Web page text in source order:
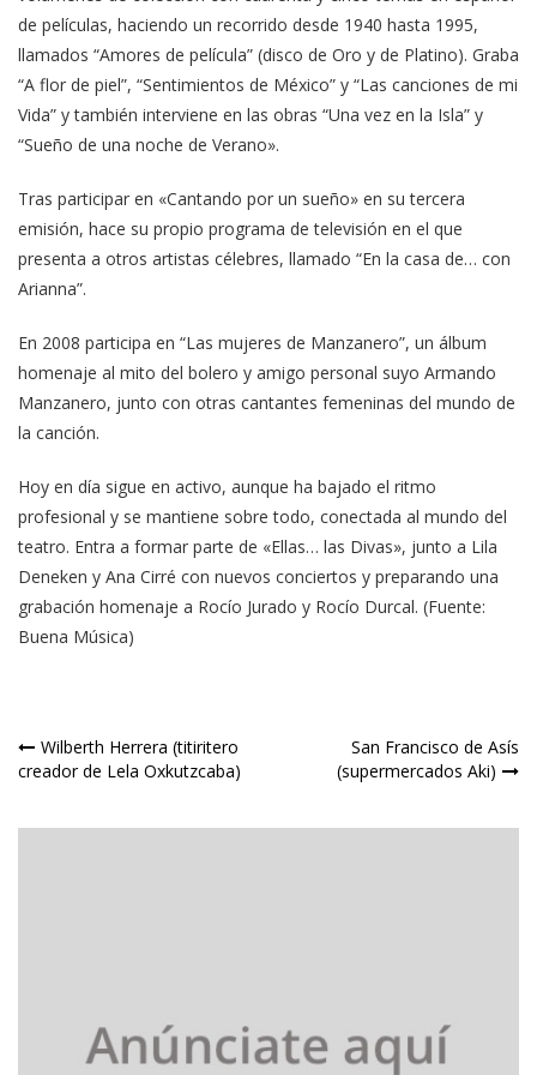
de películas, haciendo un recorrido desde 1940 hasta 1995,
llamados “Amores de película” (disco de Oro y de Platino). Graba
“A flor de piel”, “Sentimientos de México” y “Las canciones de mi
Vida” y también interviene en las obras “Una vez en la Isla” y
“Sueño de una noche de Verano».
Tras participar en «Cantando por un sueño» en su tercera
emisión, hace su propio programa de televisión en el que
presenta a otros artistas célebres, llamado “En la casa de… con
Arianna”.
En 2008 participa en “Las mujeres de Manzanero”, un álbum
homenaje al mito del bolero y amigo personal suyo Armando
Manzanero, junto con otras cantantes femeninas del mundo de
la canción.
Hoy en día sigue en activo, aunque ha bajado el ritmo
profesional y se mantiene sobre todo, conectada al mundo del
teatro. Entra a formar parte de «Ellas… las Divas», junto a Lila
Deneken y Ana Cirré con nuevos conciertos y preparando una
grabación homenaje a Rocío Jurado y Rocío Durcal. (Fuente:
Buena Música)
Navegación
entradas
Wilberth Herrera (titiritero
creador de Lela Oxkutzcaba)
San Francisco de Asís
(supermercados Aki)